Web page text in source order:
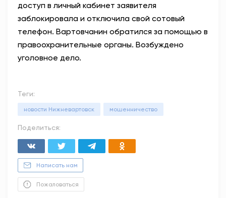
доступ в личный кабинет заявителя
заблокировала и отключила свой сотовый
телефон. Вартовчанин обратился за помощью в
правоохранительные органы. Возбуждено
уголовное дело.
Теги:
новости Нижневартовск мошенничество
Поделиться:
Написать нам
Пожаловаться